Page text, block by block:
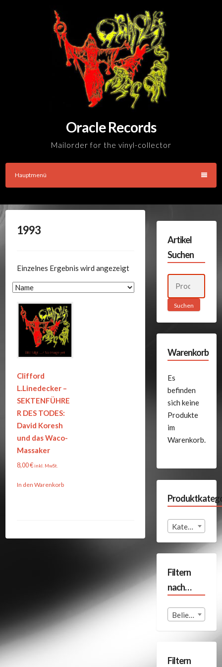
Oracle Records
Mailorder for the vinyl-collector
Hauptmenü
1993
Einzelnes Ergebnis wird angezeigt
Clifford
L.Linedecker –
SEKTENFÜHRE
R DES TODES:
David Koresh
und das Waco-
Massaker
8,00€inkl. MwSt.
In den Warenkorb
Artikel
Suchen
Suchen
Warenkorb
Es
befinden
sich keine
Produkte
im
Warenkorb.
Kategorie auswählen
Filtern
nach…
Beliebige Format
Filtern